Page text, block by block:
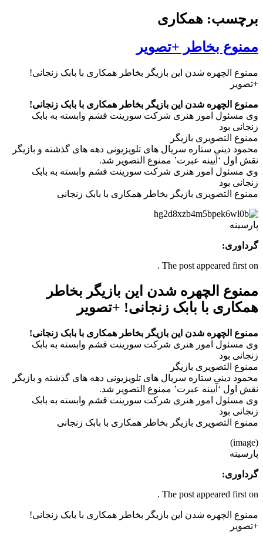
برچسب: همکاری
ممنوع بخاطر +تصویر
ممنوع الچهره شدن این بازیگر بخاطر همکاری با بابک زنجانی!
+تصویر
ممنوع الچهره شدن این بازیگر بخاطر همکاری با بابک زنجانی!
وی مسئول امور هنری شرکت سورینت قشم وابسته به بابک
زنجانی بود
ممنوع التصویری بازیگر
محمود دینی ستاره سریال های تلویزیونی دهه های گذشته و بازیگر
نقش اول ‘آیینه عبرت’ ممنوع التصوير شد.
وی مسئول امور هنری شرکت سورینت قشم وابسته به بابک
زنجانی بود
ممنوع التصویری بازیگر بخاطر همکاری با بابک زنجانی
پارسینه
گرداوری:
The post appeared first on .
ممنوع الچهره شدن این بازیگر بخاطر
همکاری با بابک زنجانی! +تصویر
ممنوع الچهره شدن این بازیگر بخاطر همکاری با بابک زنجانی!
وی مسئول امور هنری شرکت سورینت قشم وابسته به بابک
زنجانی بود
ممنوع التصویری بازیگر
محمود دینی ستاره سریال های تلویزیونی دهه های گذشته و بازیگر
نقش اول ‘آیینه عبرت’ ممنوع التصوير شد.
وی مسئول امور هنری شرکت سورینت قشم وابسته به بابک
زنجانی بود
ممنوع التصویری بازیگر بخاطر همکاری با بابک زنجانی
(image)
پارسینه
گرداوری:
The post appeared first on .
ممنوع الچهره شدن این بازیگر بخاطر همکاری با بابک زنجانی!
+تصویر